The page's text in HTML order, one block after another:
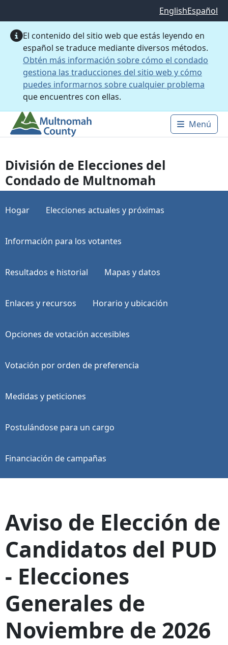
EnglishEspañol
El contenido del sitio web que estás leyendo en
español se traduce mediante diversos métodos.
Obtén más información sobre cómo el condado
gestiona las traducciones del sitio web y cómo
puedes informarnos sobre cualquier problema
que encuentres con ellas.
Main
Menú
División de Elecciones del
Condado de Multnomah
Hogar Elecciones actuales y próximas
Información para los votantes
Resultados e historial Mapas y datos
Enlaces y recursos Horario y ubicación
Opciones de votación accesibles
Votación por orden de preferencia
Medidas y peticiones
Postulándose para un cargo
Financiación de campañas
Aviso de Elección de
Candidatos del PUD
- Elecciones
Generales de
Noviembre de 2026